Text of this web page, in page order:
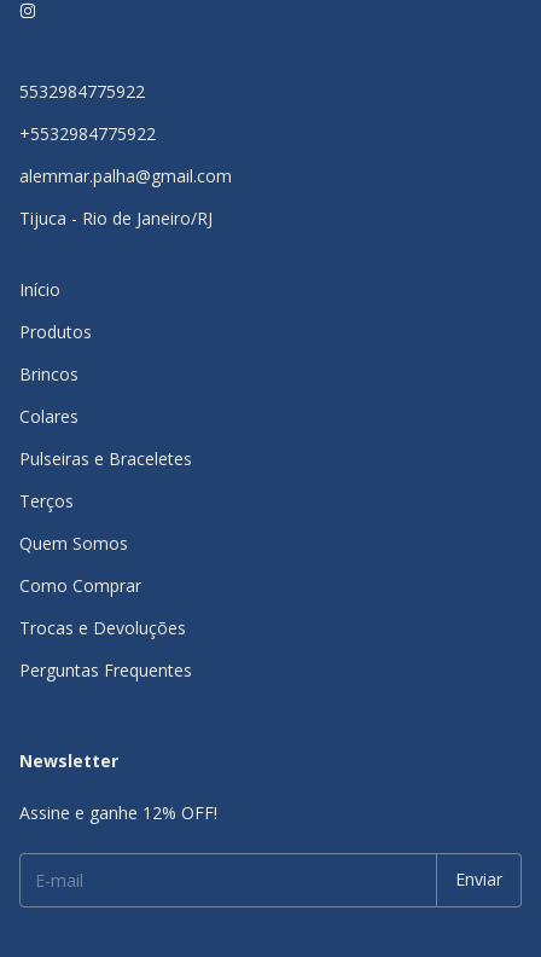
5532984775922
+5532984775922
alemmar.palha@gmail.com
Tijuca - Rio de Janeiro/RJ
Início
Produtos
Brincos
Colares
Pulseiras e Braceletes
Terços
Quem Somos
Como Comprar
Trocas e Devoluções
Perguntas Frequentes
Newsletter
Assine e ganhe 12% OFF!